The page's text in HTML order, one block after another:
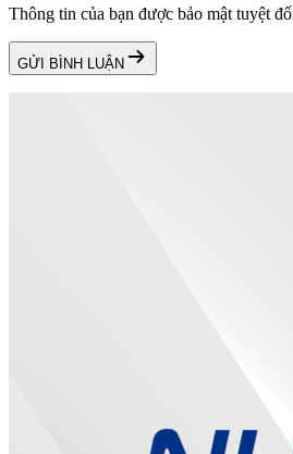
Thông tin của bạn được bảo mật tuyệt
GỬI BÌNH LUẬN